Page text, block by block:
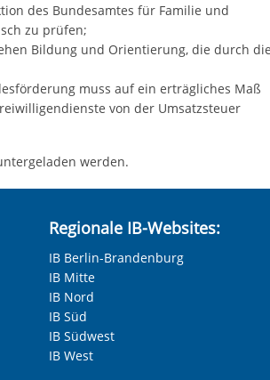
somit gewünschten Website-
und daher unabhängig von einer
des Bundesamtes für Familie und
zu prüfen;
Bildung und Orientierung, die durch die
muss auf ein erträgliches Maß
von der Umsatzsteuer
werden.
Regionale IB-Websites:
IB Berlin-Brandenburg
IB Mitte
IB Nord
IB Süd
IB Südwest
IB West